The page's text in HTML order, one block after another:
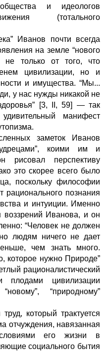
и идеологов
(тотального
Иванов почти всегда
на земле “нового
не только от того, что
цивилизации, но и
и имущества. “Мы...
у нас нужды никакой не
[3, II, 59] — так
манифест
заметок Иванов
коими им и
рисовал перспективу
это скорее всего было
поскольку философии
рационального познания
и интуиции. Именно
воззрений Иванова, и он
“Человек не должен
людям ничего не дает
чем знать много.
которое нужно Природе”
рационалистический
цивилизации
“природному”
который трактуется
отчуждения, навязанная
его жизни в
социального бытия